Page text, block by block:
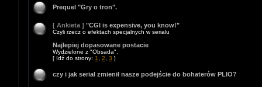
Prequel "Gry o tron".
[ Ankieta ] "CGI is expensive, you know!"
Czyli rzecz o efektach specjalnych w serialu
Najlepiej dopasowane postacie
Wydzielone z "Obsada".
[ Idź do strony: 1 2 3 ]
czy i jak serial zmienił nasze podejście do bohaterów PLIO?